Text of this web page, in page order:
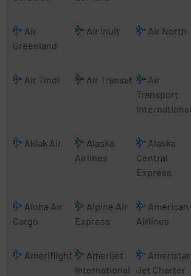
Air
Greenland
Air Inuit Air North
Air Tindi Air Transat
Air
Transport
International
Aklak Air
Alaska
Airlines
Alaska
Central
Express
Aloha Air
Cargo
Alpine Air
Express
American
Airlines
Ameriflight
Amerijet
International
Ameristar
Jet Charter